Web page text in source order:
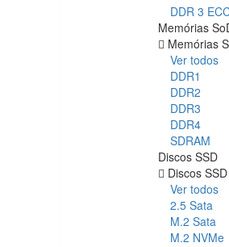
DDR 3
Memórias
Memórias
Ver todos
DDR1
DDR2
DDR3
DDR4
SDRAM
Discos SSD
Discos SSD
Ver todos
2.5 Sata
M.2 Sata
M.2 NVMe